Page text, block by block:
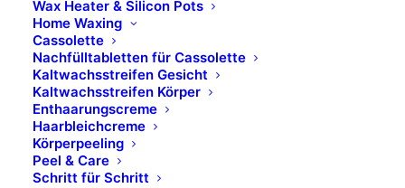
Wax Heater & Silicon Pots
Home Waxing
Cassolette
Nachfülltabletten für Cassolette
Kaltwachsstreifen Gesicht
Kaltwachsstreifen Körper
Enthaarungscreme
Haarbleichcreme
Körperpeeling
Peel & Care
Schritt für Schritt
POLYGLYCERYL-3 POLYRICINOLEATE, C10-18
TRIGLYCERIDES, TIN OXIDE; +/-: CI 77891, CI 77492,
CI 19140, CI 15850, CI 77491, CI 77499, CI 42090, CI
45410.
04
Ingredients: PENTAERYTHRITYL
TETRAISOSTEARATE, HEPTYL UNDECYLENATE,